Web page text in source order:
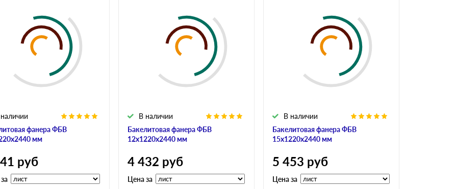
фанера ФБВ
мм
руб
Бакелитовая фанера ФБВ
12х1220х2440 мм
В наличии
4 432 руб
Цена за
Бакелитовая фанера ФБВ
15х1220х2440 мм
В наличии
5 453 руб
Цена за